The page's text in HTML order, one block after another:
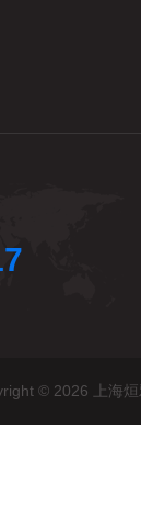
© 2026 上海